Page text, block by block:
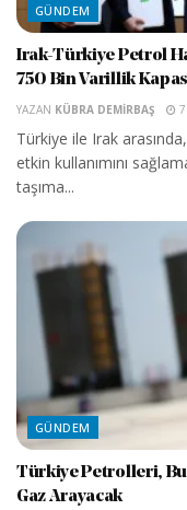
GÜNDEM
Irak-Türkiye Petrol
750 Bin Varillik
YAZAN KÜBRA DEMIRBAŞ
Türkiye ile Irak
etkin kullanımını
taşıma...
GÜNDEM
Türkiye Petrolleri,
Gaz Arayacak